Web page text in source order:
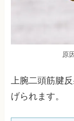
原
上腕二頭筋腱
げられます。